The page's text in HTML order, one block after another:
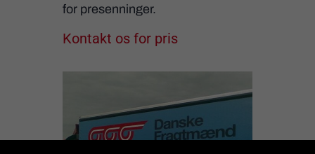
for presenninger.
Kontakt os for pris